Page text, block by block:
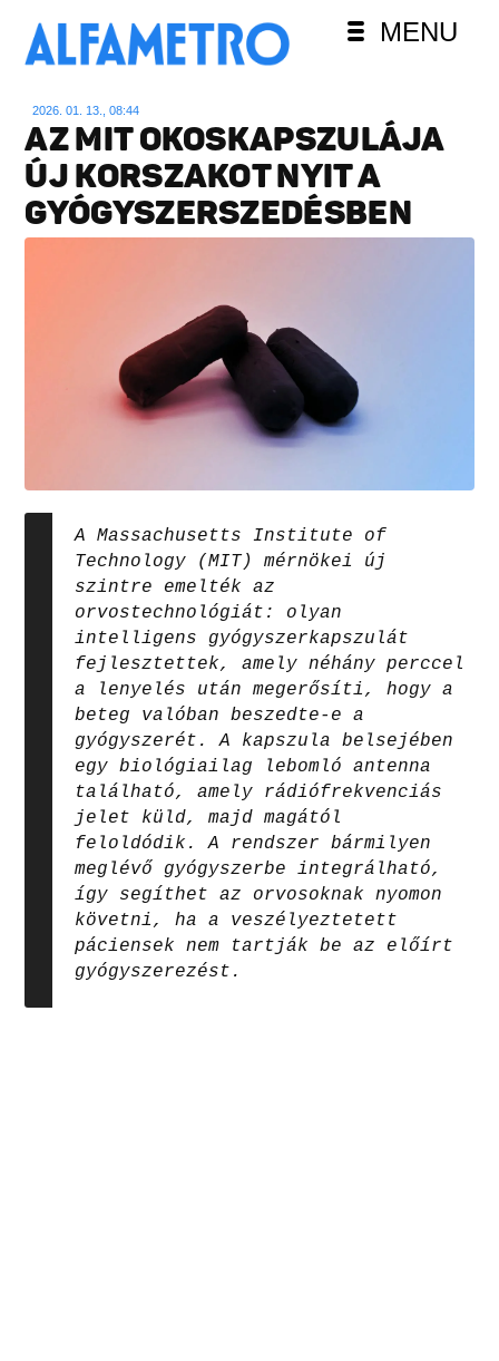
MENU
2026. 01. 13., 08:44
AZ MIT OKOSKAPSZULÁJA
ÚJ KORSZAKOT NYIT A
GYÓGYSZERSZEDÉSBEN
A Massachusetts Institute of
Technology (MIT) mérnökei új
szintre emelték az
orvostechnológiát: olyan
intelligens gyógyszerkapszulát
fejlesztettek, amely néhány perccel
a lenyelés után megerősíti, hogy a
beteg valóban beszedte-e a
gyógyszerét. A kapszula belsejében
egy biológiailag lebomló antenna
található, amely rádiófrekvenciás
jelet küld, majd magától
feloldódik. A rendszer bármilyen
meglévő gyógyszerbe integrálható,
így segíthet az orvosoknak nyomon
követni, ha a veszélyeztetett
páciensek nem tartják be az előírt
gyógyszerezést.